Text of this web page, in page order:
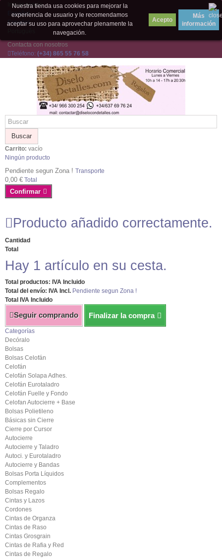
Iniciar sesión
Español
Español
Contacta con nosotros
Teléfono: (+34) 865 55 76 58
Buscar
Carrito: vacío
Ningún producto
Pendiente segun Zona ! Transporte
0,00 € Total
Confirmar
Producto añadido correctamente.
Cantidad
Total
Hay 1 artículo en su cesta.
Total productos: IVA Incluido
Total del envío: IVA Incl. Pendiente segun Zona !
Total IVA Incluido
Seguir comprando Finalizar la compra
Categorías
Decóralo
Bolsas
Bolsas Celofán
Celofán
Celofán Solapa Adhes.
Celofán Eurotaladro
Celofán Fuelle y Fondo
Celofan Autocierre + Base
Bolsas Polietileno
Básicas sin Cierre
Cierre por Cursor
Autocierre
Autocierre y Taladro
Autoci. y Eurotaladro
Autocierre y Bandas
Bolsas Porta Líquidos
Complementos
Bolsas Regalo
Cintas y Lazos
Cordones
Cintas de Organza
Cintas de Raso
Cintas Grosgrain
Cintas de Rafia y Red
Cintas de Regalo
Nuestra tienda usa cookies para mejorar la
experiencia de usuario y le recomendamos
aceptar su uso para aprovechar plenamente la
navegación.
Más
información